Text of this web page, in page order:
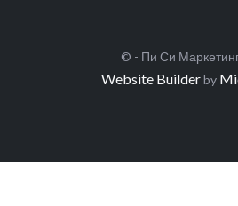
© - Пи Си
Website Builderby